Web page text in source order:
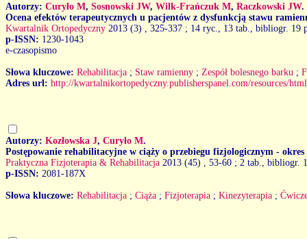
Autorzy: Curyło M, Sosnowski JW, Wilk-Frańczuk M, Raczkowski JW.
Ocena efektów terapeutycznych u pacjentów z dysfunkcją stawu
Kwartalnik Ortopedyczny 2013 (3)
, 325-337 ; 14 ryc., 13 tab., bibliogr. 19
p-ISSN: 1230-1043
e-czasopismo
Słowa kluczowe: Rehabilitacja ; Staw ramienny ; Zespół bolesnego barku ;
Adres url: http://kwartalnikortopedyczny.publisherspanel.com/resources/
Autorzy: Kozłowska J, Curyło M.
Postępowanie rehabilitacyjne w ciąży o przebiegu fizjologicznym -
Praktyczna Fizjoterapia & Rehabilitacja 2013 (45)
, 53-60 ; 2 tab., bibliogr.
p-ISSN: 2081-187X
Słowa kluczowe: Rehabilitacja ; Ciąża ; Fizjoterapia ; Kinezyterapia ;